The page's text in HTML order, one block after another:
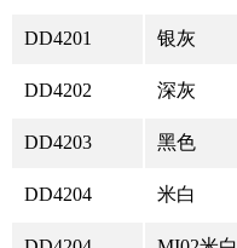
DD4201 银灰
DD4202 深灰
DD4203 黑色
DD4204 米白